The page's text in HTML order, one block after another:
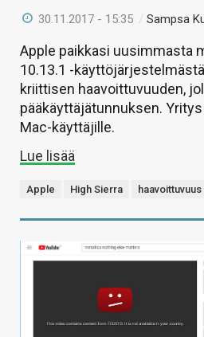
30.11.2017 - 15:35 /Sampsa
Apple paikkasi uusimmasta
10.13.1 -
kriittisen haavoittuvuuden,
pääkäyttäjätunnuksen.
Mac-käyttäjille.
Lue lisää
Apple High Sierra haavoittuvuus